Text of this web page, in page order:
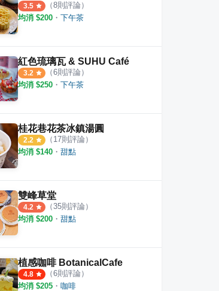
果宅咖啡 Guohome Coffee
3.5 （8則評論）
均消 $200 ・ 下午茶
紅色琉璃瓦 & SUHU Café
3.2 （6則評論）
均消 $250 ・ 下午茶
桂花巷花茶冰鎮湯圓
2.2 （ 17則評論）
均消 $140 ・ 甜點
雙峰草堂
4.2 （35則評論）
均消 $200 ・ 甜點
植感咖啡 BotanicalCafe
4.8 （6則評論）
均消 $205 ・ 咖啡